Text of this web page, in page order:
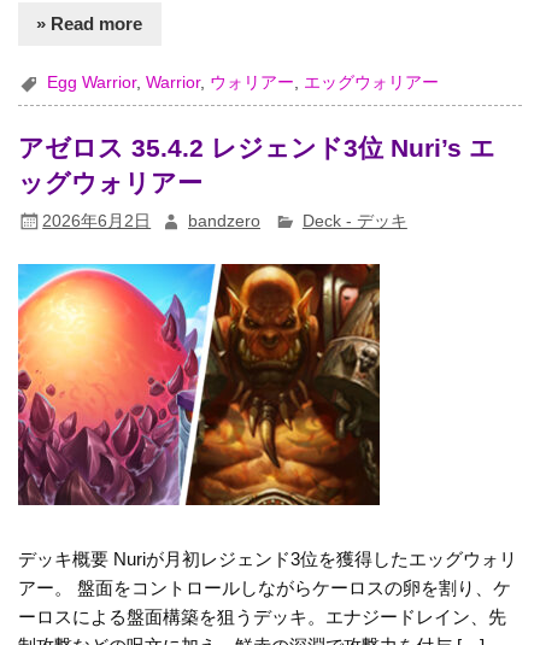
» Read more
Egg Warrior,Warrior, ウォリアー エッグウォリアー
アゼロス 35.4.2 レジェンド3位 Nuri’s エ
ッグウォリアー
2026年6月2日 bandzero Deck - デッキ
デッキ概要 Nuriが月初レジェンド3位を獲得したエッグウォリ
アー。 盤面をコントロールしながらケーロスの卵を割り、ケ
ーロスによる盤面構築を狙うデッキ。エナジードレイン、先